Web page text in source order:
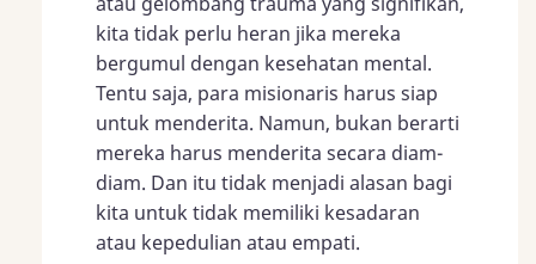
kita tidak perlu heran jika mereka
bergumul dengan kesehatan mental.
Tentu saja, para misionaris harus siap
untuk menderita. Namun, bukan berarti
mereka harus menderita secara diam-
diam. Dan itu tidak menjadi alasan bagi
kita untuk tidak memiliki kesadaran
atau kepedulian atau empati.